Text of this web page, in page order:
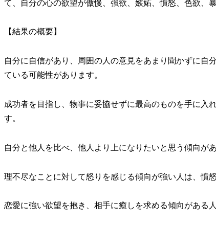
て、自分の心の欲望が傲慢、強欲、嫉妬、憤怒、色欲、
【結果の概要】
自分に自信があり、周囲の人の意見をあまり聞かずに自
ている可能性があります。
成功者を目指し、物事に妥協せずに最高のものを手に入
す。
自分と他人を比べ、他人より上になりたいと思う傾向が
理不尽なことに対して怒りを感じる傾向が強い人は、憤
恋愛に強い欲望を抱き、相手に癒しを求める傾向がある